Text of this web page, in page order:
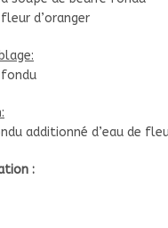
fleur d’oranger
fondu
additionné d’eau de
: